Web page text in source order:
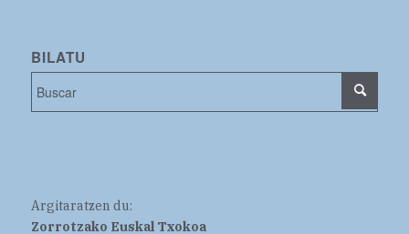
BILATU
Argitaratzen du:
Zorrotzako Euskal Txokoa